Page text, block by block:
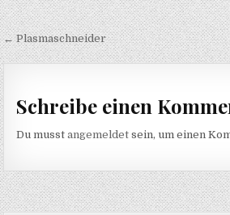
Beitragsnavigation
← Plasmaschneider
Schreibe einen
Du musstangemeldet sein, um einen